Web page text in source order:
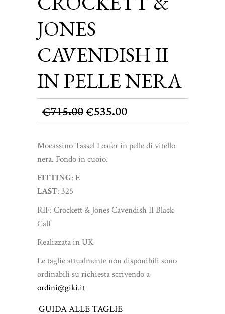
JONES
CAVENDISH II
IN PELLE NERA
€715.00Il
prezzo
originale
era:
€535.00Il
prezzo
attuale
è:
Mocassino Tassel Loafer in pelle di vitello
nera. Fondo in cuoio.
FITTING: E
LAST: 325
RIF: Crockett & Jones Cavendish II Black
Calf
Realizzata in UK
Le taglie attualmente non disponibili sono
ordinabili su richiesta scrivendo a
ordini@giki.it
GUIDA ALLE TAGLIE